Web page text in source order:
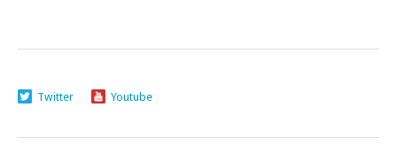
Twitter Youtube